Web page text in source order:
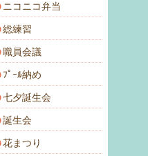
ニコニコ弁当
総練習
職員会議
ﾌﾟｰﾙ納め
七夕誕生会
誕生会
花まつり